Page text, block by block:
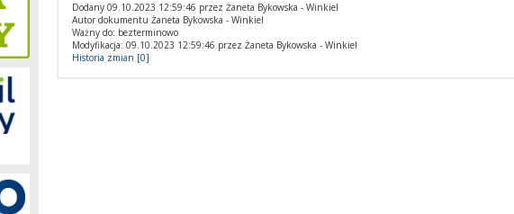
Dodany 09.10.2023 12:59:46 przez Żaneta Bykowska - Winkiel
Autor dokumentu Żaneta Bykowska - Winkiel
Ważny do: bezterminowo
Modyfikacja: 09.10.2023 12:59:46 przez Żaneta Bykowska - Winkiel
Historia zmian [0]